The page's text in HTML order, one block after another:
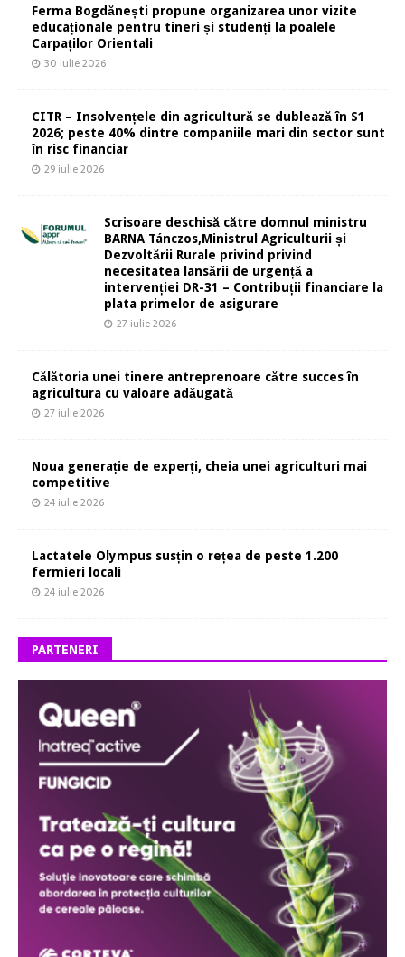
Ferma Bogdănești propune organizarea unor vizite
educaționale pentru tineri și studenți la poalele
Carpaților Orientali
30 iulie 2026
CITR – Insolvențele din agricultură se dublează în S1
2026; peste 40% dintre companiile mari din sector sunt
în risc financiar
29 iulie 2026
Scrisoare deschisă către domnul ministru
BARNA Tánczos,Ministrul Agriculturii și
Dezvoltării Rurale privind privind
necesitatea lansării de urgență a
intervenției DR-31 – Contribuții financiare la
plata primelor de asigurare
27 iulie 2026
Călătoria unei tinere antreprenoare către succes în
agricultura cu valoare adăugată
27 iulie 2026
Noua generație de experți, cheia unei agriculturi mai
competitive
24 iulie 2026
Lactatele Olympus susțin o rețea de peste 1.200
fermieri locali
24 iulie 2026
PARTENERI